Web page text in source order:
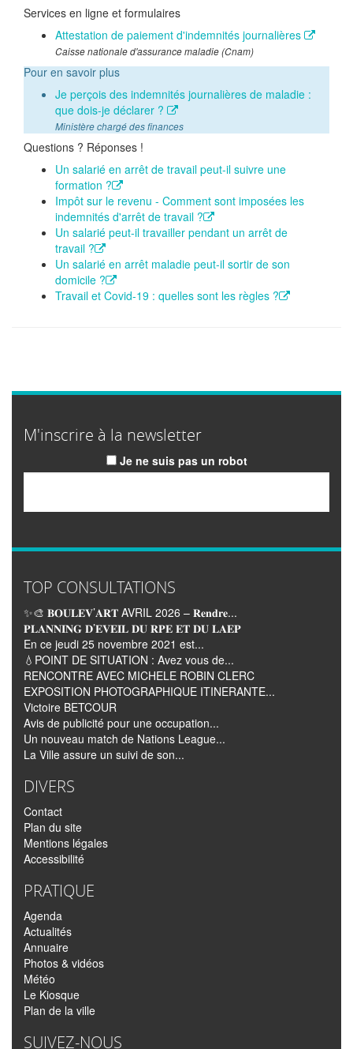
Services en ligne et formulaires
Attestation de paiement d'indemnités journalières
Caisse nationale d'assurance maladie (Cnam)
Pour en savoir plus
Je perçois des indemnités journalières de maladie :
que dois-je déclarer ?
Ministère chargé des finances
Questions ? Réponses !
Un salarié en arrêt de travail peut-il suivre une
formation ?
Impôt sur le revenu - Comment sont imposées les
indemnités d'arrêt de travail ?
Un salarié peut-il travailler pendant un arrêt de
travail ?
Un salarié en arrêt maladie peut-il sortir de son
domicile ?
Travail et Covid-19 : quelles sont les règles ?
M'inscrire à la newsletter
Je ne suis pas un robot
TOP CONSULTATIONS
✨🎨 𝐁𝐎𝐔𝐋𝐄𝐕’𝐀𝐑𝐓 AVRIL 2026 – 𝐑𝐞𝐧𝐝𝐫𝐞...
𝐏𝐋𝐀𝐍𝐍𝐈𝐍𝐆 𝐃’𝐄𝐕𝐄𝐈𝐋 𝐃𝐔 𝐑𝐏𝐄 𝐄𝐓 𝐃𝐔 𝐋𝐀𝐄𝐏
En ce jeudi 25 novembre 2021 est...
💧POINT DE SITUATION : Avez vous de...
RENCONTRE AVEC MICHELE ROBIN CLERC
EXPOSITION PHOTOGRAPHIQUE ITINERANTE...
Victoire BETCOUR
Avis de publicité pour une occupation...
Un nouveau match de Nations League...
La Ville assure un suivi de son...
DIVERS
Contact
Plan du site
Mentions légales
Accessibilité
PRATIQUE
Agenda
Actualités
Annuaire
Photos & vidéos
Météo
Le Kiosque
Plan de la ville
SUIVEZ-NOUS